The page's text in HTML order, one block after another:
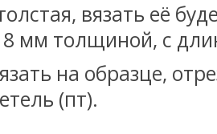
вязать её
мм толщиной, с
на образце,
(пт).